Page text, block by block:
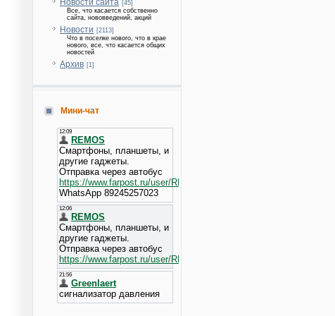
Новости сайта [45]
Все, что касается собственно
сайта, нововведений, акций
Новости [2113]
Что в поселке нового, что в крае
нового, все, что касается общих
новостей
Архив [1]
Мини-чат